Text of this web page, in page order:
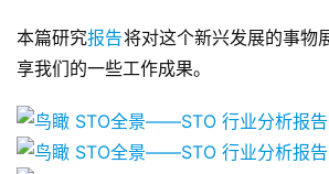
本篇研究报告将对这个新兴发展的事物
享我们的一些工作成果。